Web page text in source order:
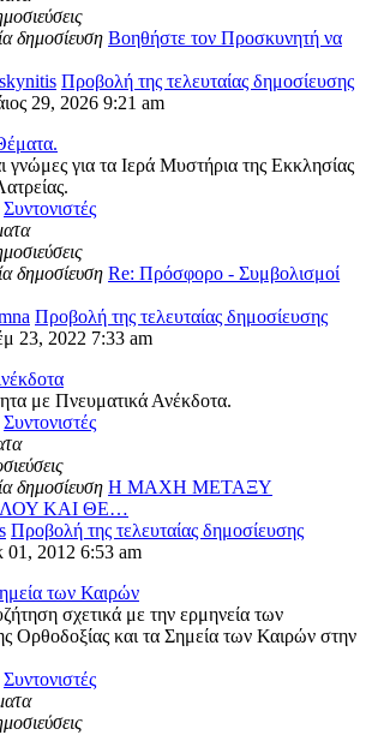
δημοσίευση Βοηθήστε τον Προσκυνητή να
Προβολή της τελευταίας δημοσίευσης
29, 2026 9:21 am
γνώμες για τα Ιερά Μυστήρια της Εκκλησίας
Συντονιστές
δημοσίευση Re: Πρόσφορο - Συμβολισμοί
Προβολή της τελευταίας δημοσίευσης
23, 2022 7:33 am
με Πνευματικά Ανέκδοτα.
Συντονιστές
δημοσίευση Η ΜΑΧΗ ΜΕΤΑΞΥ
ΚΑΙ ΘΕ…
Προβολή της τελευταίας δημοσίευσης
01, 2012 6:53 am
των Καιρών
σχετικά με την ερμηνεία των
Ορθοδοξίας και τα Σημεία των Καιρών στην
Συντονιστές